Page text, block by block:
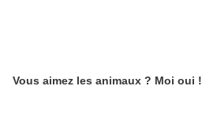
Vous aimez les animaux ? Moi oui !